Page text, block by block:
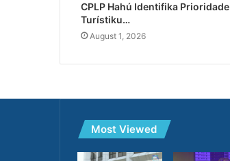
CPLP Hahú Identifika Prioridade
Turístiku…
August 1, 2026
Most Viewed